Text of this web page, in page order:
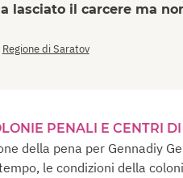
lasciato il carcere ma
Regione di Saratov
PENALI E CENTRI
della pena per Gennadiy
le condizioni della